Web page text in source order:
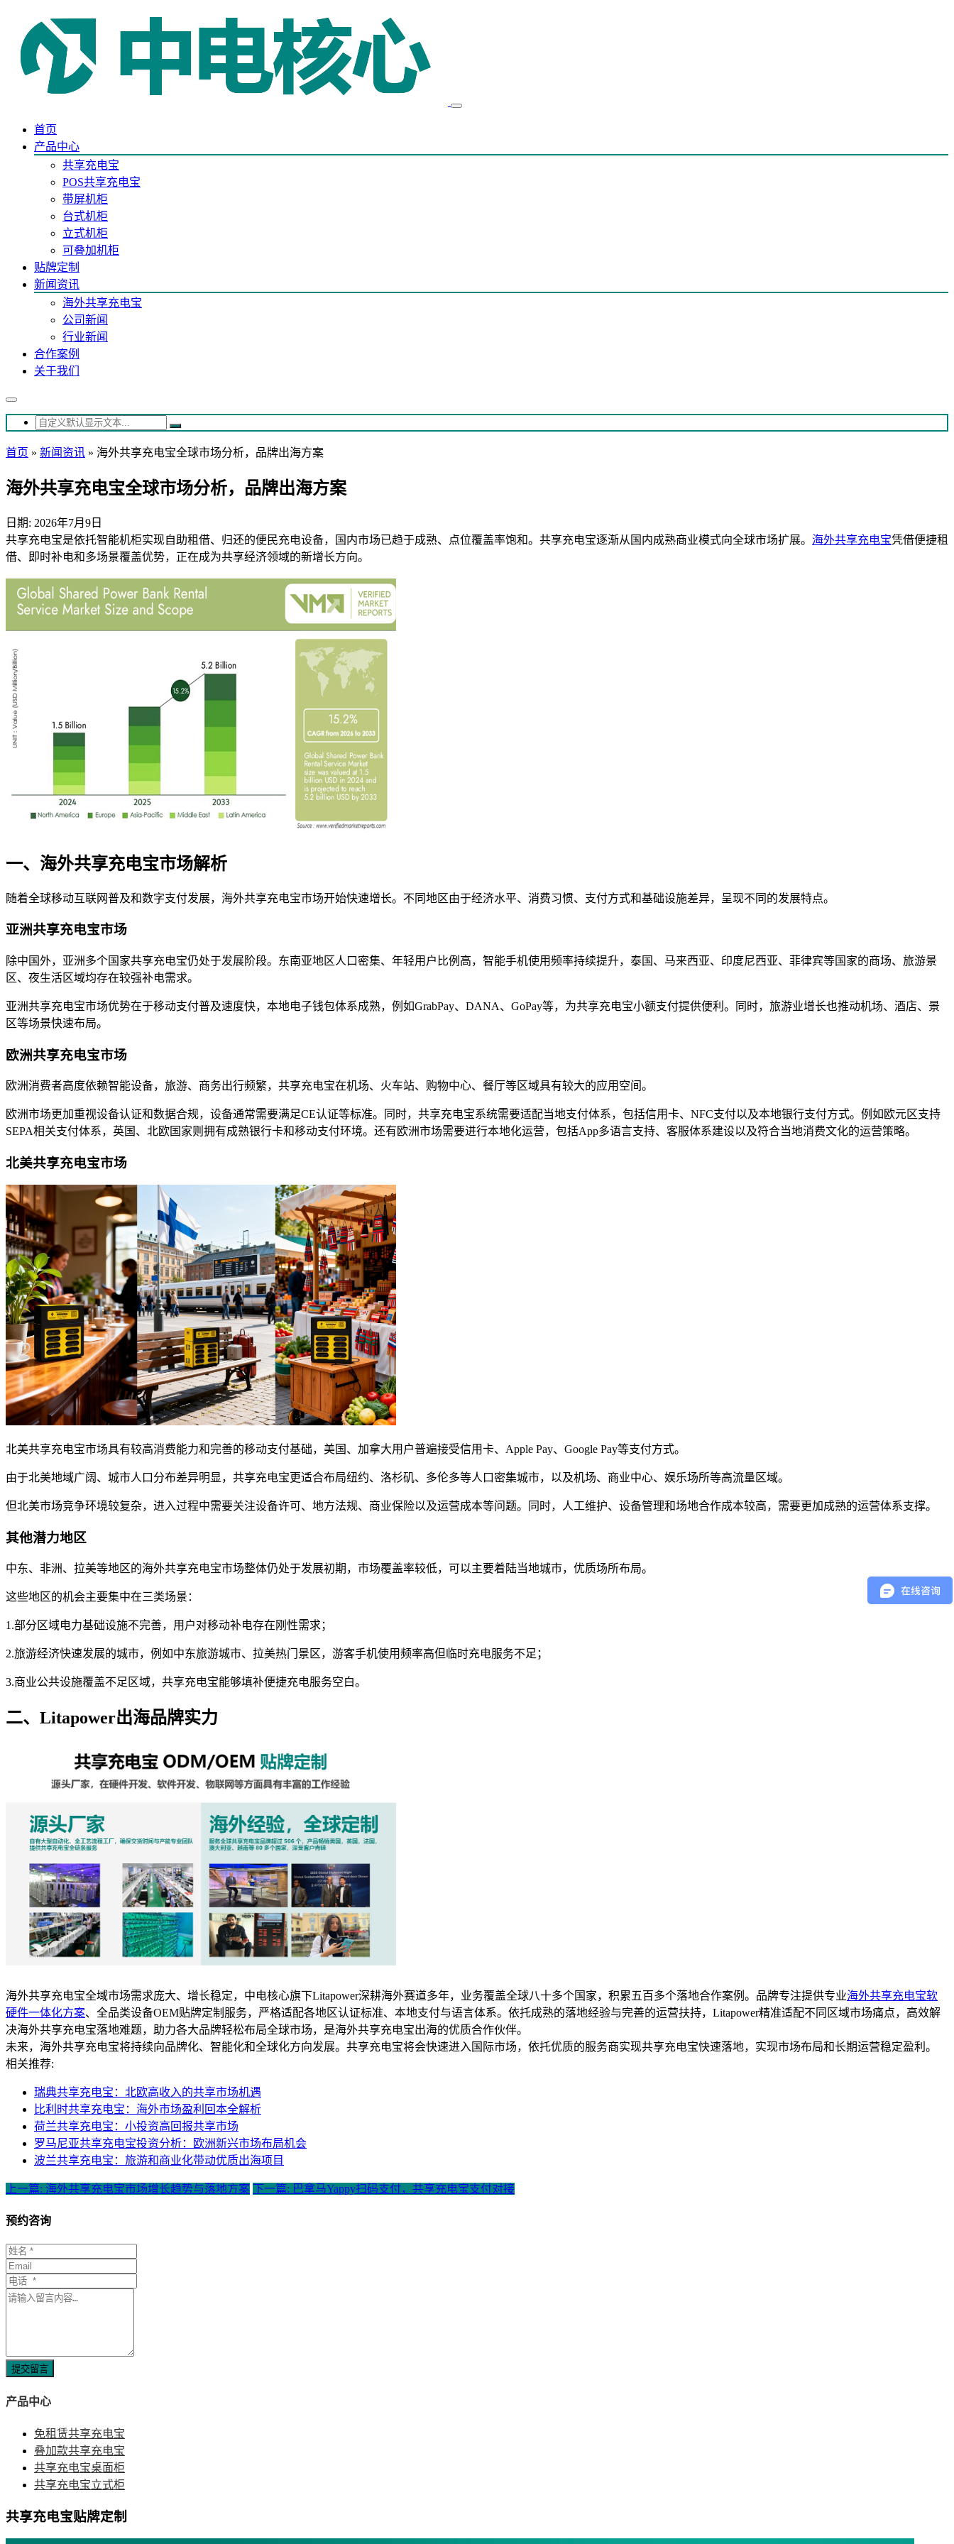
首页
产品中心
共享充电宝
POS共享充电宝
带屏机柜
台式机柜
立式机柜
可叠加机柜
贴牌定制
新闻资讯
海外共享充电宝
公司新闻
行业新闻
合作案例
关于我们
首页 » 新闻资讯 » 海外共享充电宝全球市场分析，品牌出海方案
海外共享充电宝全球市场分析，品牌出海方案
日期: 2026年7月9日
共享充电宝是依托智能机柜实现自助租借、归还的便民充电设备，国内市场已趋于成熟、点位覆盖率饱和。共享充电宝逐渐从国内成熟商业模式向全球市场扩展。 海外共享充电宝凭借便捷租
借、即时补电和多场景覆盖优势，正在成为共享经济领域的新增长方向。
一、海外共享充电宝市场解析
随着全球移动互联网普及和数字支付发展，海外共享充电宝市场开始快速增长。不同地区由于经济水平、消费习惯、支付方式和基础设施差异，呈现不同的发展特点。
亚洲共享充电宝市场
除中国外，亚洲多个国家共享充电宝仍处于发展阶段。东南亚地区人口密集、年轻用户比例高，智能手机使用频率持续提升，泰国、马来西亚、印度尼西亚、菲律宾等国家的商场、旅游景
区、夜生活区域均存在较强补电需求。
亚洲共享充电宝市场优势在于移动支付普及速度快，本地电子钱包体系成熟，例如GrabPay、DANA、GoPay等，为共享充电宝小额支付提供便利。同时，旅游业增长也推动机场、酒店、景
区等场景快速布局。
欧洲共享充电宝市场
欧洲消费者高度依赖智能设备，旅游、商务出行频繁，共享充电宝在机场、火车站、购物中心、餐厅等区域具有较大的应用空间。
欧洲市场更加重视设备认证和数据合规，设备通常需要满足CE认证等标准。同时，共享充电宝系统需要适配当地支付体系，包括信用卡、NFC支付以及本地银行支付方式。例如欧元区支持
SEPA相关支付体系，英国、北欧国家则拥有成熟银行卡和移动支付环境。还有欧洲市场需要进行本地化运营，包括App多语言支持、客服体系建设以及符合当地消费文化的运营策略。
北美共享充电宝市场
北美共享充电宝市场具有较高消费能力和完善的移动支付基础，美国、加拿大用户普遍接受信用卡、Apple Pay、Google Pay等支付方式。
由于北美地域广阔、城市人口分布差异明显，共享充电宝更适合布局纽约、洛杉矶、多伦多等人口密集城市，以及机场、商业中心、娱乐场所等高流量区域。
但北美市场竞争环境较复杂，进入过程中需要关注设备许可、地方法规、商业保险以及运营成本等问题。同时，人工维护、设备管理和场地合作成本较高，需要更加成熟的运营体系支撑。
其他潜力地区
中东、非洲、拉美等地区的海外共享充电宝市场整体仍处于发展初期，市场覆盖率较低，可以主要着陆当地城市，优质场所布局。
这些地区的机会主要集中在三类场景：
1.部分区域电力基础设施不完善，用户对移动补电存在刚性需求；
2.旅游经济快速发展的城市，例如中东旅游城市、拉美热门景区，游客手机使用频率高但临时充电服务不足；
3.商业公共设施覆盖不足区域，共享充电宝能够填补便捷充电服务空白。
二、Litapower出海品牌实力
海外共享充电宝全域市场需求庞大、增长稳定，中电核心旗下Litapower深耕海外赛道多年，业务覆盖全球八十多个国家，积累五百多个落地合作案例。品牌专注提供专业海外共享充电宝软
硬件一体化方案、全品类设备OEM贴牌定制服务，严格适配各地区认证标准、本地支付与语言体系。依托成熟的落地经验与完善的运营扶持，Litapower精准适配不同区域市场痛点，高效解
决海外共享充电宝落地难题，助力各大品牌轻松布局全球市场，是海外共享充电宝出海的优质合作伙伴。
未来，海外共享充电宝将持续向品牌化、智能化和全球化方向发展。共享充电宝将会快速进入国际市场，依托优质的服务商实现共享充电宝快速落地，实现市场布局和长期运营稳定盈利。
相关推荐:
瑞典共享充电宝：北欧高收入的共享市场机遇
比利时共享充电宝：海外市场盈利回本全解析
荷兰共享充电宝：小投资高回报共享市场
罗马尼亚共享充电宝投资分析：欧洲新兴市场布局机会
波兰共享充电宝：旅游和商业化带动优质出海项目
上一篇: 海外共享充电宝市场增长趋势与落地方案 下一篇: 巴拿马Yappy扫码支付，共享充电宝支付对接
预约咨询
提交留言
产品中心
免租赁共享充电宝
叠加款共享充电宝
共享充电宝桌面柜
共享充电宝立式柜
共享充电宝贴牌定制